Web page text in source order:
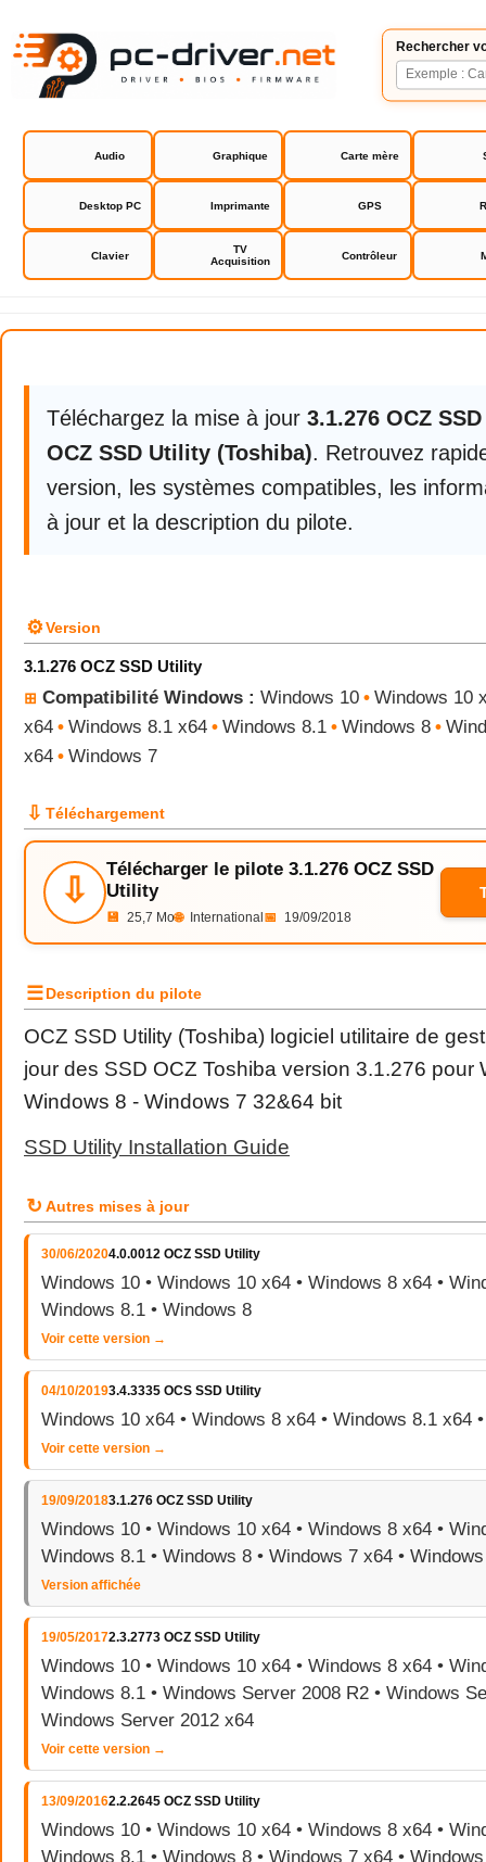
Rechercher
Audio Graphique Carte mère
Desktop PC Imprimante GPS
Clavier
TV
Acquisition
Contrôleur
OCZ SSD Utility (Toshiba)
Téléchargez la mise à jour 3.1.276 OCZ
OCZ SSD Utility (Toshiba). Retrouvez
version, les systèmes compatibles, les
à jour et la description du pilote.
⚙Version
3.1.276 OCZ SSD Utility
⊞ Compatibilité Windows : Windows 10 • Windows 10
x64 • Windows 8.1 x64 • Windows 8.1 • Windows 8 •
x64 • Windows 7
⇩ Téléchargement
⇩
Télécharger le pilote 3.1.276 OCZ SSD
Utility
💾 25,7 Mo🌐 International 📅 19/09/2018
☰Description du pilote
OCZ SSD Utility (Toshiba) logiciel utilitaire de
jour des SSD OCZ Toshiba version 3.1.276 pour
Windows 8 - Windows 7 32&64 bit
SSD Utility Installation Guide
↻ Autres mises à jour
30/06/20204.0.0012 OCZ SSD Utility
Windows 10 • Windows 10 x64 • Windows 8 x64 •
Windows 8.1 • Windows 8
Voir cette version →
04/10/20193.4.3335 OCS SSD Utility
Windows 10 x64 • Windows 8 x64 • Windows 8.1 x64
Voir cette version →
19/09/20183.1.276 OCZ SSD Utility
Windows 10 • Windows 10 x64 • Windows 8 x64 •
Windows 8.1 • Windows 8 • Windows 7 x64 •
Version affichée
19/05/20172.3.2773 OCZ SSD Utility
Windows 10 • Windows 10 x64 • Windows 8 x64 •
Windows 8.1 • Windows Server 2008 R2 • Windows
Windows Server 2012 x64
Voir cette version →
13/09/20162.2.2645 OCZ SSD Utility
Windows 10 • Windows 10 x64 • Windows 8 x64 •
Windows 8.1 • Windows 8 • Windows 7 x64 •